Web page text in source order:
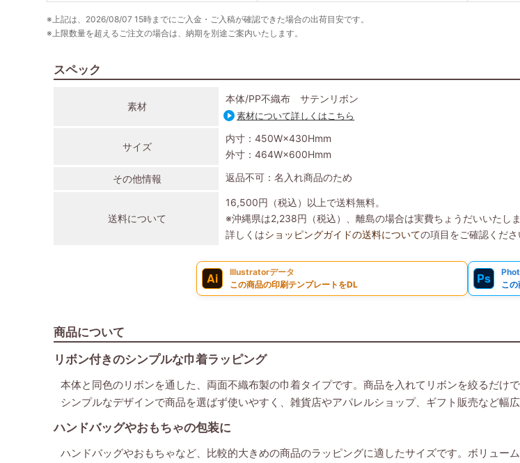
※上記は、2026/08/07 15時までにご入金・ご入稿が確認できた場合の出荷目安です。
※上限数量を超えるご注文の場合は、納期を別途ご案内いたします。
スペック
素材
本体/PP不織布 サテンリボン
素材について詳しくはこちら
サイズ
内寸：450W×430Hmm
外寸：464W×600Hmm
その他情報 返品不可：名入れ商品のため
送料について
16,500円（税込）以上で送料無料。
※沖縄県は2,238円（税込）、離島の場合は実費ちょうだいいたしま
詳しくはショッピングガイドの送料についての項目をご確認くださ
Ai
Illustratorデータ
この商品の印刷テンプレートをDL
Ps
こ
商品について
リボン付きのシンプルな巾着ラッピング
本体と同色のリボンを通した、両面不織布製の巾着タイプです。商品を入れてリボンを絞るだけ
シンプルなデザインで商品を選ばず使いやすく、雑貨店やアパレルショップ、ギフト販売など幅広
ハンドバッグやおもちゃの包装に
ハンドバッグやおもちゃなど、比較的大きめの商品のラッピングに適したサイズです。ボリュー